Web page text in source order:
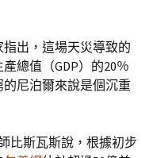
出，這場天災導致的
產總值（GDP）的20％
尼泊爾來說是個沉重
比斯瓦斯說，根據初步